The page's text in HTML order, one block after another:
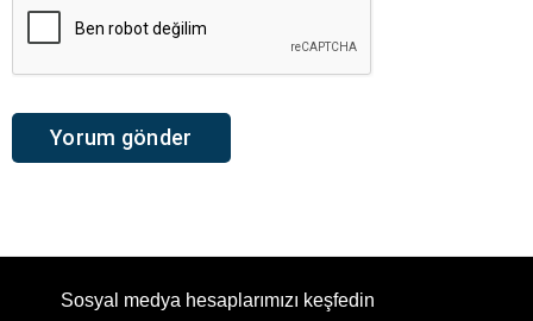
Sosyal medya hesaplarımızı keşfedin